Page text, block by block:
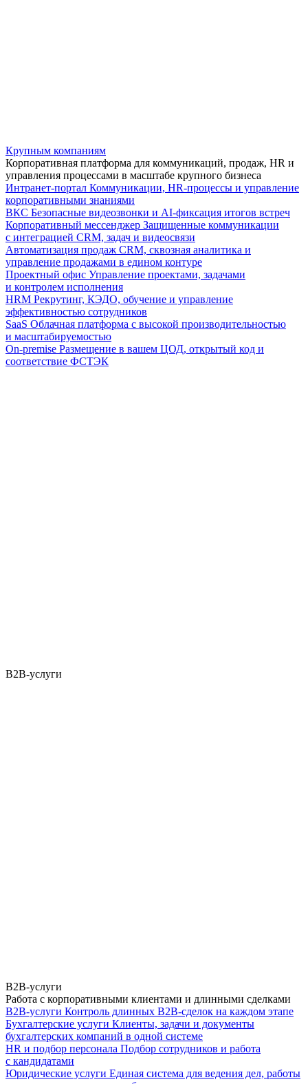
Крупным компаниям
Корпоративная платформа для коммуникаций, продаж, HR и
управления процессами в масштабе крупного бизнеса
Интранет-портал Коммуникации, HR-процессы и управление
корпоративными знаниями
ВКС Безопасные видеозвонки и AI-фиксация итогов встреч
Корпоративный мессенджер Защищенные коммуникации
с интеграцией CRM, задач и видеосвязи
Автоматизация продаж CRM, сквозная аналитика и
управление продажами в едином контуре
Проектный офис Управление проектами, задачами
и контролем исполнения
HRM Рекрутинг, КЭДО, обучение и управление
эффективностью сотрудников
SaaS Облачная платформа с высокой производительностью
и масштабируемостью
On-premise Размещение в вашем ЦОД, открытый код и
соответствие ФСТЭК
B2B-услуги
B2B-услуги
Работа с корпоративными клиентами и длинными сделками
B2B-услуги Контроль длинных B2B-сделок на каждом этапе
Бухгалтерские услуги Клиенты, задачи и документы
бухгалтерских компаний в одной системе
HR и подбор персонала Подбор сотрудников и работа
с кандидатами
Юридические услуги Единая система для ведения дел, работы